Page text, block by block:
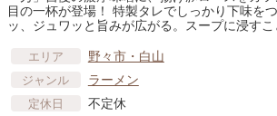
目の一杯が登場！ 特製タレでしっかり下味を
ッ、ジュワッと旨みが広がる。スープに浸すこ
エリア 野々市・白山
ジャンル ラーメン
定休日 不定休